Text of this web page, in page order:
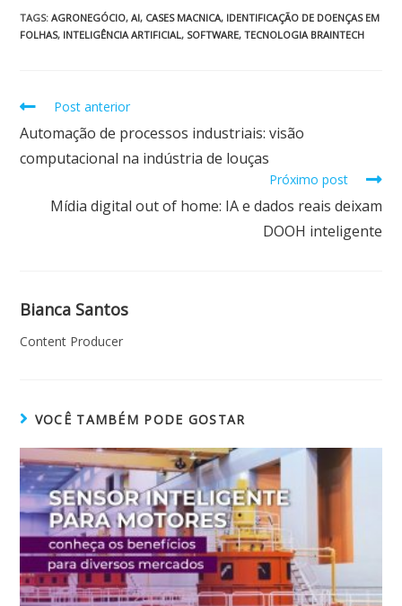
e
b
o
k
at
s
p
p
k
e
n
itt
er
ai
l
ar
e
TAGS:AGRONEGÓCIO, AI, CASES MACNICA, IDENTIFICAÇÃO DE DOENÇAS EM
FOLHAS, INTELIGÊNCIA ARTIFICIAL, SOFTWARE, TECNOLOGIA BRAINTECH
Post anterior
Automação de processos industriais: visão
computacional na indústria de louças
Próximo post
Mídia digital out of home: IA e dados reais deixam
DOOH inteligente
Bianca Santos
Content Producer
VOCÊ TAMBÉM PODE GOSTAR